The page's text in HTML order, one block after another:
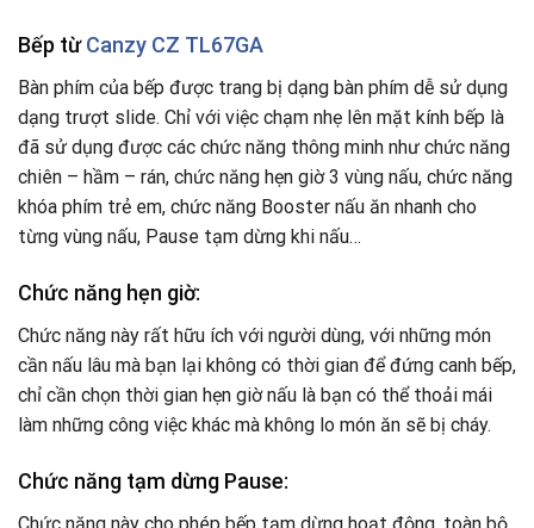
Bếp từCanzy CZ TL67GA
Bàn phím của bếp được trang bị dạng bàn phím dễ sử dụng
dạng trượt slide. Chỉ với việc chạm nhẹ lên mặt kính bếp là
đã sử dụng được các chức năng thông minh như chức năng
chiên – hầm – rán, chức năng hẹn giờ 3 vùng nấu, chức năng
khóa phím trẻ em, chức năng Booster nấu ăn nhanh cho
từng vùng nấu, Pause tạm dừng khi nấu…
Chức năng hẹn giờ:
Chức năng này rất hữu ích với người dùng, với những món
cần nấu lâu mà bạn lại không có thời gian để đứng canh bếp,
chỉ cần chọn thời gian hẹn giờ nấu là bạn có thể thoải mái
làm những công việc khác mà không lo món ăn sẽ bị cháy.
Chức năng tạm dừng Pause: